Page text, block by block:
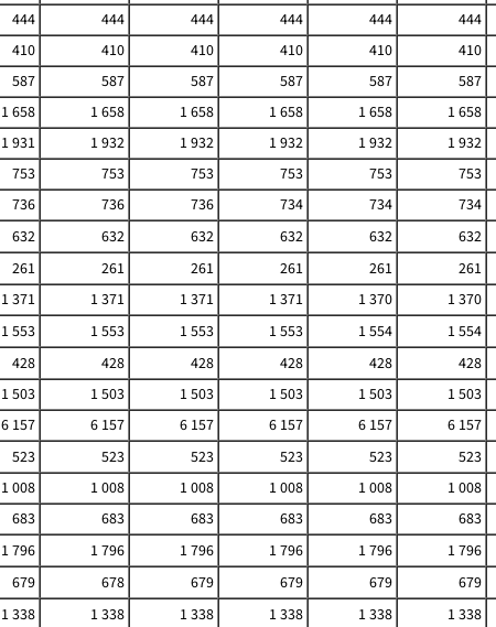
444 444 444 444 444
444
410 410 410 410 410
410
587 587 587 587 587
587
1 658 1 658 1 658 1 658 1 658
1 658
1 931 1 932 1 932 1 932 1 932
1 932
753 753 753 753 753
753
736 736 736 734 734
734
632 632 632 632 632
632
261 261 261 261 261
261
1 371 1 371 1 371 1 371 1 370
1 370
1 553 1 553 1 553 1 553 1 554
1 554
428 428 428 428 428
428
1 503 1 503 1 503 1 503 1 503
1 503
6 157 6 157 6 157 6 157 6 157
6 157
523 523 523 523 523
523
1 008 1 008 1 008 1 008 1 008
1 008
683 683 683 683 683
683
1 796 1 796 1 796 1 796 1 796
1 796
679 678 679 679 679
679
1 338 1 338 1 338 1 338 1 338
1 338